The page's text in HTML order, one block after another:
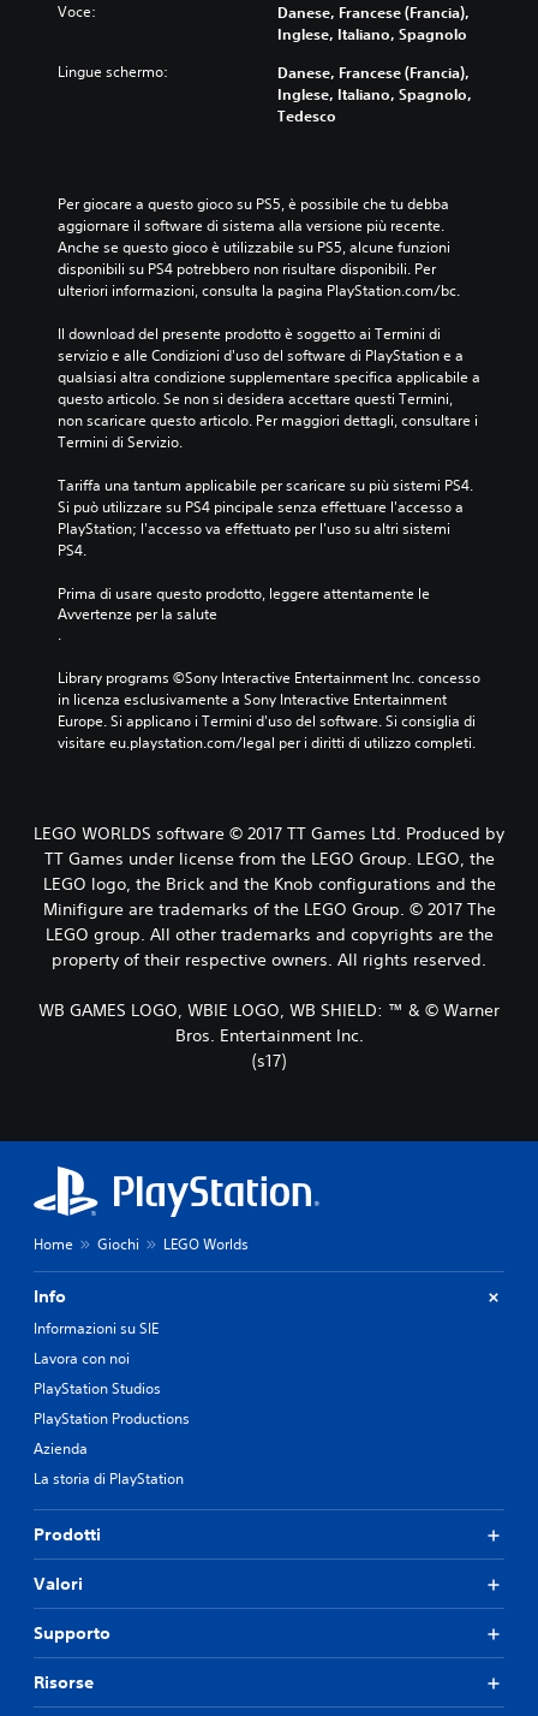
Voce:
Danese, Francese (Francia),
Inglese, Italiano, Spagnolo
Lingue schermo:
Danese, Francese (Francia),
Inglese, Italiano, Spagnolo,
Tedesco
Per giocare a questo gioco su PS5, è possibile che tu debba
aggiornare il software di sistema alla versione più recente.
Anche se questo gioco è utilizzabile su PS5, alcune funzioni
disponibili su PS4 potrebbero non risultare disponibili. Per
ulteriori informazioni, consulta la pagina PlayStation.com/bc.
Il download del presente prodotto è soggetto ai Termini di
servizio e alle Condizioni d'uso del software di PlayStation e a
qualsiasi altra condizione supplementare specifica applicabile a
questo articolo. Se non si desidera accettare questi Termini,
non scaricare questo articolo. Per maggiori dettagli, consultare i
Termini di Servizio.
Tariffa una tantum applicabile per scaricare su più sistemi PS4.
Si può utilizzare su PS4 pincipale senza effettuare l'accesso a
PlayStation; l'accesso va effettuato per l'uso su altri sistemi
PS4.
Prima di usare questo prodotto, leggere attentamente le
Avvertenze per la salute
.
Library programs ©Sony Interactive Entertainment Inc. concesso
in licenza esclusivamente a Sony Interactive Entertainment
Europe. Si applicano i Termini d'uso del software. Si consiglia di
visitare eu.playstation.com/legal per i diritti di utilizzo completi.
LEGO WORLDS software © 2017 TT Games Ltd. Produced by
TT Games under license from the LEGO Group. LEGO, the
LEGO logo, the Brick and the Knob configurations and the
Minifigure are trademarks of the LEGO Group. © 2017 The
LEGO group. All other trademarks and copyrights are the
property of their respective owners. All rights reserved.
WB GAMES LOGO, WBIE LOGO, WB SHIELD: ™ & © Warner
Bros. Entertainment Inc.
(s17)
Home Giochi LEGO Worlds
Info
Informazioni su SIE
Lavora con noi
PlayStation Studios
PlayStation Productions
Azienda
La storia di PlayStation
Prodotti
Valori
Supporto
Risorse